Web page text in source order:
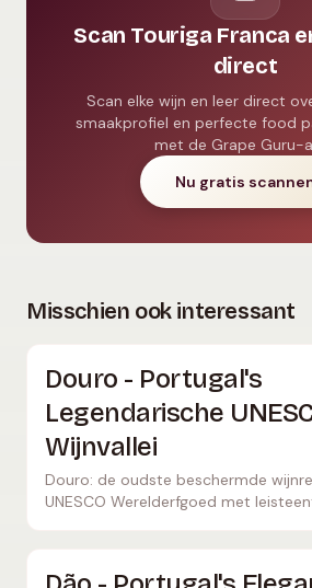
Scan Touriga Franca
direct
Scan elke wijn en leer direct
smaakprofiel en perfecte food
met de Grape Guru-
Nu gratis
Misschien ook interessant
Douro - Portugal's
Legendarische
Wijnvallei
Douro: de oudste beschermde
UNESCO Werelderfgoed met